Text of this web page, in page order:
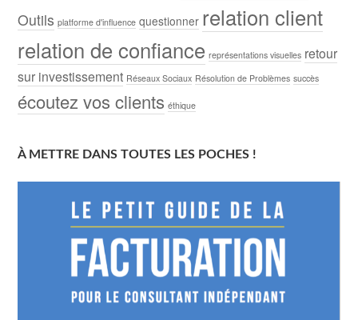
Outils platforme d'influence questionner relation client
relation de confiance représentations visuelles retour
sur investissement Réseaux Sociaux Résolution de Problèmes succès
écoutez vos clients éthique
À METTRE DANS TOUTES LES POCHES !